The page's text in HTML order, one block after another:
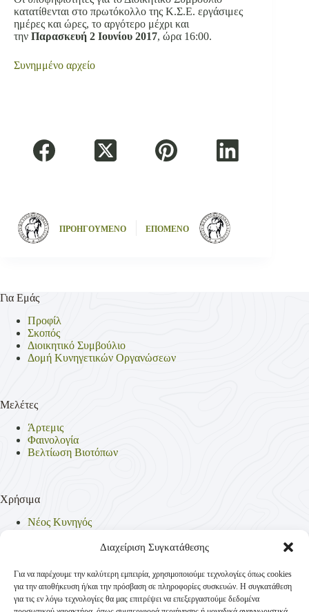
Διαχείριση Συγκατάθεσης
Για να παρέχουμε την καλύτερη εμπειρία, χρησιμοποιούμε τεχνολογίες όπως cookies
για την αποθήκευση ή/και την πρόσβαση σε πληροφορίες συσκευών. Η συγκατάθεση
για τις εν λόγω τεχνολογίες θα μας επιτρέψει να επεξεργαστούμε δεδομένα
κατατίθενται στο πρωτόκολλο της Κ.Σ.Ε. εργάσιμες
ημέρες και ώρες, το αργότερο μέχρι και
την Παρασκευή 2 Ιουνίου 2017, ώρα 16:00.
Συνημμένο αρχείο
ΠΡΟΗΓΟΥΜΕΝΟ ΕΠΟΜΕΝΟ
Για Εμάς
Προφίλ
Σκοπός
Διοικητικό Συμβούλιο
Δομή Κυνηγετικών Οργανώσεων
Μελέτες
Άρτεμις
Φαινολογία
Βελτίωση Βιοτόπων
Χρήσιμα
Νέος Κυνηγός
Νομοθεσία
Πολιτική Απορρήτου
Πολιτική Cookies (ΕΕ)